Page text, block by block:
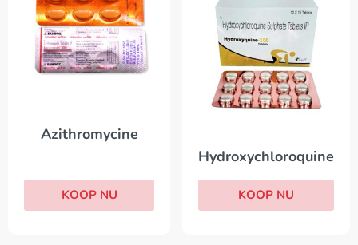
Azithromycine
KOOP NU
Hydroxychloroquine
KOOP NU